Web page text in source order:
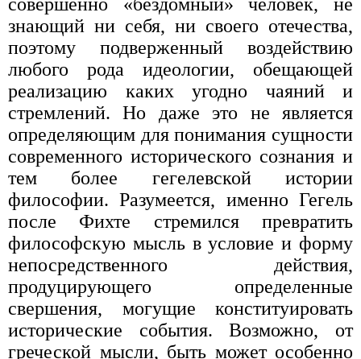
знающий ни себя, ни своего отечества,
поэтому подверженный воздействию
любого рода идеологии, обещающей
реализацию каких угодно чаяний и
стремлений. Но даже это не является
определяющим для понимания сущности
современного исторического сознания и
тем более гегелевской истории
философии. Разумеется, именно Гегель
после Фихте стремился превратить
философскую мысль в условие и форму
непосредственного действия,
продуцирующего определенные
свершения, могущие конституировать
исторические события. Возможно, от
греческой мысли, быть может особенно